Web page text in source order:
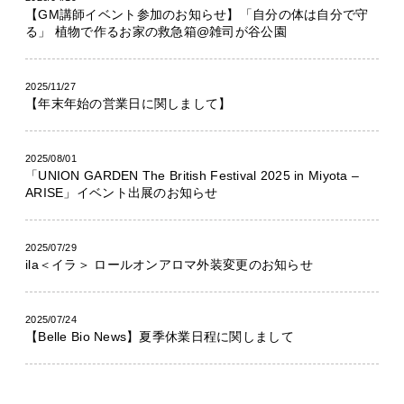
【GM講師イベント参加のお知らせ】「自分の体は自分で守
る」 植物で作るお家の救急箱@雑司が谷公園
2025/11/27
【年末年始の営業日に関しまして】
2025/08/01
「UNION GARDEN The British Festival 2025 in Miyota –
ARISE」イベント出展のお知らせ
2025/07/29
ila＜イラ＞ ロールオンアロマ外装変更のお知らせ
2025/07/24
【Belle Bio News】夏季休業日程に関しまして